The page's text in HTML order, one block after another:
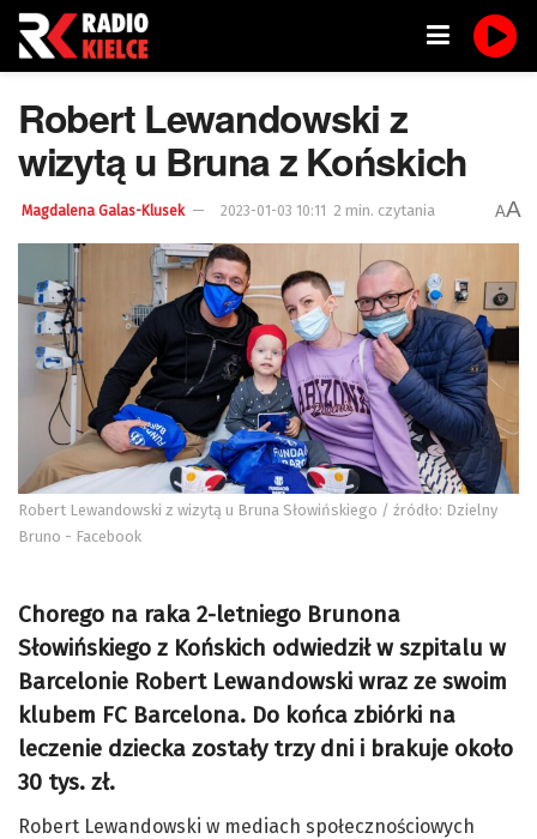
Robert Lewandowski z
wizytą u Bruna z Końskich
Magdalena Galas-Klusek 2023-01-03 10:11 2 min. czytania AA
Robert Lewandowski z wizytą u Bruna Słowińskiego / źródło: Dzielny
Bruno - Facebook
Chorego na raka 2-letniego Brunona
Słowińskiego z Końskich odwiedził w szpitalu w
Barcelonie Robert Lewandowski wraz ze swoim
klubem FC Barcelona. Do końca zbiórki na
leczenie dziecka zostały trzy dni i brakuje około
30 tys. zł.
Robert Lewandowski w mediach społecznościowych